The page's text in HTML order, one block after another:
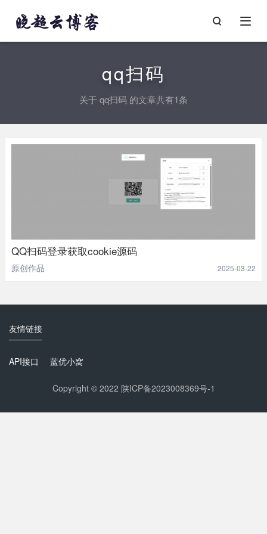
qq扫码
关于qq扫码 的文章共有1条
QQ扫码登录获取cookie源码
原创作品 2025-03-22
友情链接
API接口 蓝优小窝
Copyright © 2022 陕ICP备2023008369号-1